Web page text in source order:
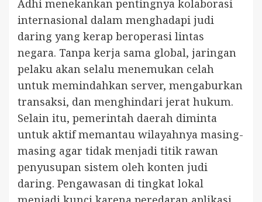
Adhi menekankan pentingnya kolaborasi
internasional dalam menghadapi judi
daring yang kerap beroperasi lintas
negara. Tanpa kerja sama global, jaringan
pelaku akan selalu menemukan celah
untuk memindahkan server, mengaburkan
transaksi, dan menghindari jerat hukum.
Selain itu, pemerintah daerah diminta
untuk aktif memantau wilayahnya masing-
masing agar tidak menjadi titik rawan
penyusupan sistem oleh konten judi
daring. Pengawasan di tingkat lokal